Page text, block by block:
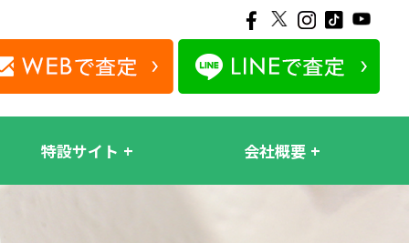
特設サイト 会社概要